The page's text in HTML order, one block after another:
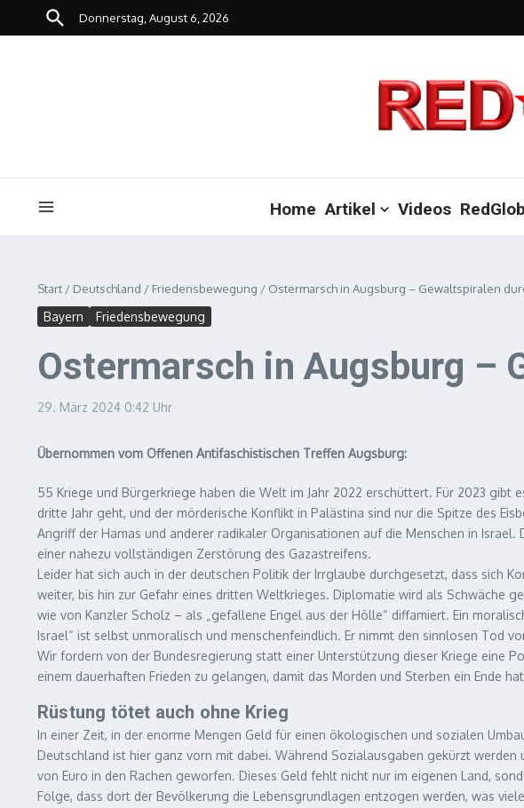
Zum Inhalt springen
Donnerstag, August 6, 2026
Home Artikel Videos
Start / Deutschland / Friedensbewegung / Ostermarsch in Augsburg – Gewaltspiralen
Bayern Friedensbewegung
Ostermarsch in Augsburg –
29. März 2024 0:42 Uhr
Übernommen vom Offenen Antifaschistischen Treffen Augsburg:
55 Kriege und Bürgerkriege haben die Welt im Jahr 2022 erschüttert. Für 2023 gibt
dritte Jahr geht, und der mörderische Konflikt in Palästina sind nur die Spitze des
Angriff der Hamas und anderer radikaler Organisationen auf die Menschen in
einer nahezu vollständigen Zerstörung des Gazastreifens.
Leider hat sich auch in der deutschen Politik der Irrglaube durchgesetzt, dass sich
weiter, bis hin zur Gefahr eines dritten Weltkrieges. Diplomatie wird als Schwäche
wie von Kanzler Scholz – als „gefallene Engel aus der Hölle“ diffamiert. Ein
Israel“ ist selbst unmoralisch und menschenfeindlich. Er nimmt den sinnlosen Tod
Wir fordern von der Bundesregierung statt einer Unterstützung dieser Kriege eine
einem dauerhaften Frieden zu gelangen, damit das Morden und Sterben ein Ende
Rüstung tötet auch ohne Krieg
In einer Zeit, in der enorme Mengen Geld für einen ökologischen und sozialen
Deutschland ist hier ganz vorn mit dabei. Während Sozialausgaben gekürzt
von Euro in den Rachen geworfen. Dieses Geld fehlt nicht nur im eigenen Land,
Folge, dass dort der Bevölkerung die Lebensgrundlagen entzogen werden, was